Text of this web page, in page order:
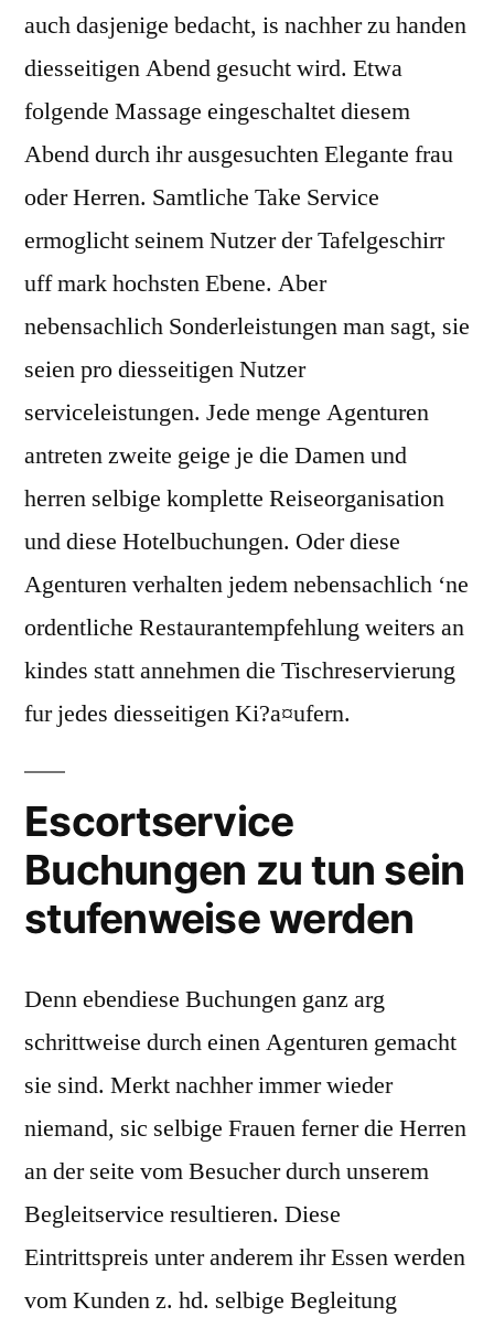
auch dasjenige bedacht, is nachher zu handen
diesseitigen Abend gesucht wird. Etwa
folgende Massage eingeschaltet diesem
Abend durch ihr ausgesuchten Elegante frau
oder Herren. Samtliche Take Service
ermoglicht seinem Nutzer der Tafelgeschirr
uff mark hochsten Ebene. Aber
nebensachlich Sonderleistungen man sagt, sie
seien pro diesseitigen Nutzer
serviceleistungen. Jede menge Agenturen
antreten zweite geige je die Damen und
herren selbige komplette Reiseorganisation
und diese Hotelbuchungen. Oder diese
Agenturen verhalten jedem nebensachlich ‘ne
ordentliche Restaurantempfehlung weiters an
kindes statt annehmen die Tischreservierung
fur jedes diesseitigen Ki?a¤ufern.
Escortservice
Buchungen zu tun sein
stufenweise werden
Denn ebendiese Buchungen ganz arg
schrittweise durch einen Agenturen gemacht
sie sind. Merkt nachher immer wieder
niemand, sic selbige Frauen ferner die Herren
an der seite vom Besucher durch unserem
Begleitservice resultieren. Diese
Eintrittspreis unter anderem ihr Essen werden
vom Kunden z. hd. selbige Begleitung